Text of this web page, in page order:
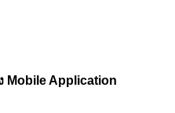
Application